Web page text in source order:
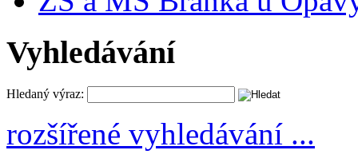
Vyhledávání
Hledaný výraz:
rozšířené vyhledávání ...